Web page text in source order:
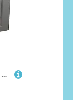
Slydev - Tactical-Rail Adapter 45° - kompatibel zu Nerf-Rails (schwarz) - Blaster-Modding und Zubehör für mehr Reichweite und Präzision